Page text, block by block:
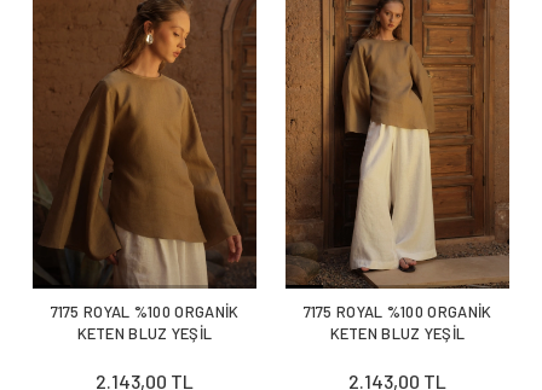
7175 ROYAL %100 ORGANİK
KETEN BLUZ YEŞİL
2.143,00 TL
7175 ROYAL %100 ORGANİK
KETEN BLUZ YEŞİL
2.143,00 TL